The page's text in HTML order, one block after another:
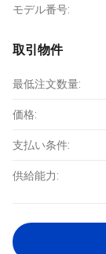
モデル番号:
取引物件
最低注文数量:
価格:
支払い条件:
供給能力: